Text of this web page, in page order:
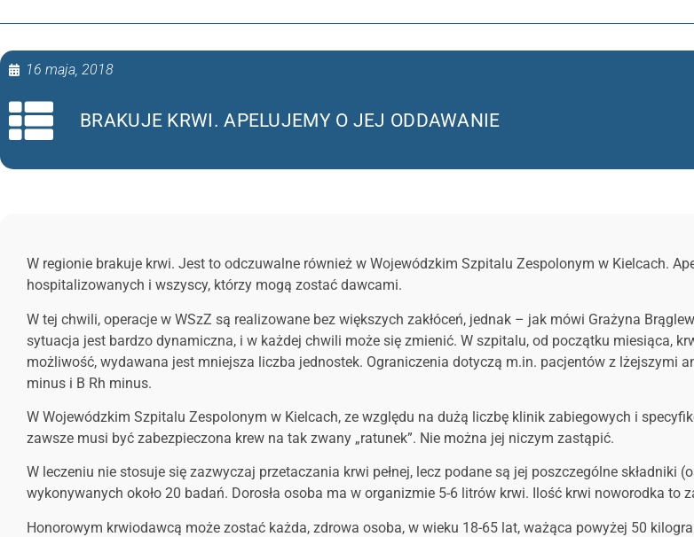
16 maja, 2018
BRAKUJE KRWI. APELUJEMY O JEJ ODDAWANIE
W regionie brakuje krwi. Jest to odczuwalne również w Wojewódzkim Szpitalu Zespolonym w Kielcach.
hospitalizowanych i wszyscy, którzy mogą zostać dawcami.
W tej chwili, operacje w WSzZ są realizowane bez większych zakłóceń, jednak – jak mówi Grażyna
sytuacja jest bardzo dynamiczna, i w każdej chwili może się zmienić. W szpitalu, od początku miesiąca,
możliwość, wydawana jest mniejsza liczba jednostek. Ograniczenia dotyczą m.in. pacjentów z lżejszymi
minus i B Rh minus.
W Wojewódzkim Szpitalu Zespolonym w Kielcach, ze względu na dużą liczbę klinik zabiegowych i
zawsze musi być zabezpieczona krew na tak zwany „ratunek”. Nie można jej niczym zastąpić.
W leczeniu nie stosuje się zazwyczaj przetaczania krwi pełnej, lecz podane są jej poszczególne składniki
wykonywanych około 20 badań. Dorosła osoba ma w organizmie 5-6 litrów krwi. Ilość krwi noworodka to
Honorowym krwiodawcą może zostać każda, zdrowa osoba, w wieku 18-65 lat, ważąca powyżej 50